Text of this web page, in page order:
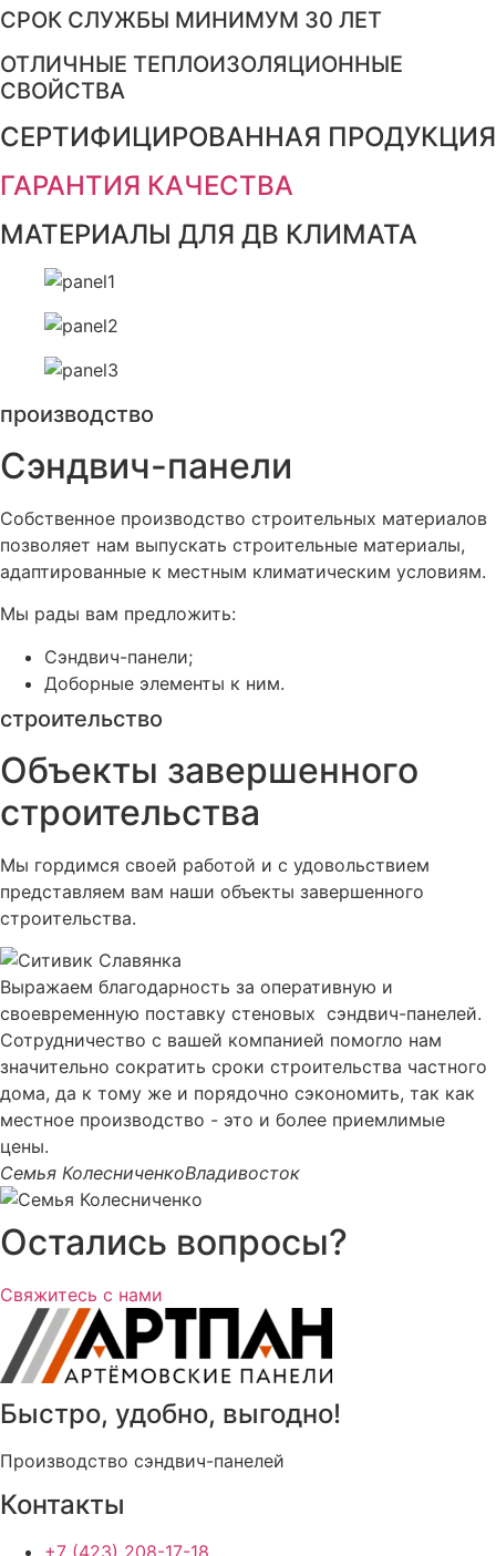
СРОК СЛУЖБЫ МИНИМУМ 30 ЛЕТ
ОТЛИЧНЫЕ ТЕПЛОИЗОЛЯЦИОННЫЕ
СВОЙСТВА
СЕРТИФИЦИРОВАННАЯ ПРОДУКЦИЯ
ГАРАНТИЯ КАЧЕСТВА
МАТЕРИАЛЫ ДЛЯ ДВ КЛИМАТА
производство
Сэндвич-панели
Собственное производство строительных материалов
позволяет нам выпускать строительные материалы,
адаптированные к местным климатическим условиям.
Мы рады вам предложить:
Сэндвич-панели;
Доборные элементы к ним.
строительство
Объекты завершенного
строительства
Мы гордимся своей работой и с удовольствием
представляем вам наши объекты завершенного
строительства.
Выражаем благодарность за оперативную и
своевременную поставку стеновых сэндвич-панелей.
Сотрудничество с вашей компанией помогло нам
значительно сократить сроки строительства частного
дома, да к тому же и порядочно сэкономить, так как
местное производство - это и более приемлимые
цены.
Семья КолесниченкоВладивосток
Остались вопросы?
Свяжитесь с нами
Быстро, удобно, выгодно!
Производство сэндвич-панелей
Контакты